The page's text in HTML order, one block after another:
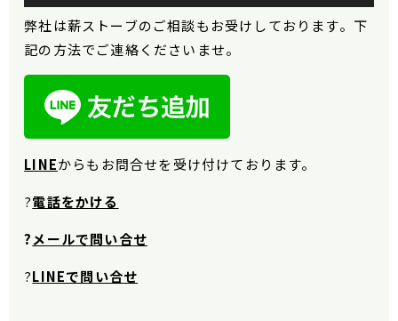
弊社は薪ストーブのご相談もお受けしております。下
記の方法でご連絡くださいませ。
LINEからもお問合せを受け付けております。
?電話をかける
?メールで問い合せ
?LINEで問い合せ